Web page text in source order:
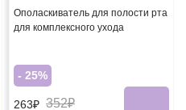
Ополаскиватель для полости рта
для комплексного ухода
- 25%
263₽ 352₽